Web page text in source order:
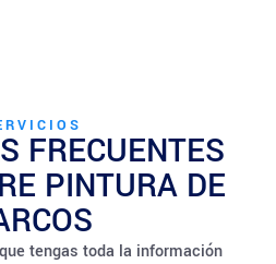
FRECUENTES
PINTURA DE
tengas toda la información